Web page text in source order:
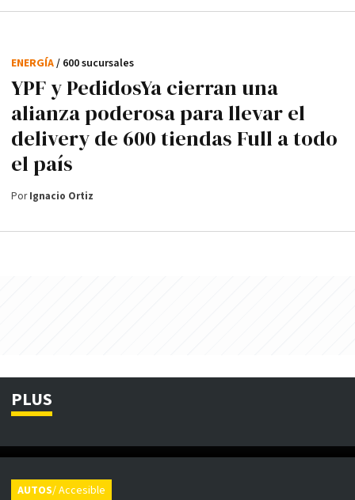
YPF y PedidosYa cierran una
alianza poderosa para llevar el
delivery de 600 tiendas Full a todo
el país
ENERGÍA/ 600 sucursales
PorIgnacio Ortiz
PLUS
AUTOS/ Accesible